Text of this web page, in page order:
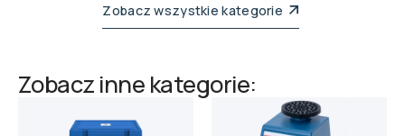
Zobacz wszystkie kategorie
Zobacz inne kategorie: